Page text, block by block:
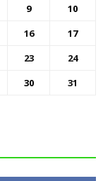
9
10
16
17
23
24
30
31